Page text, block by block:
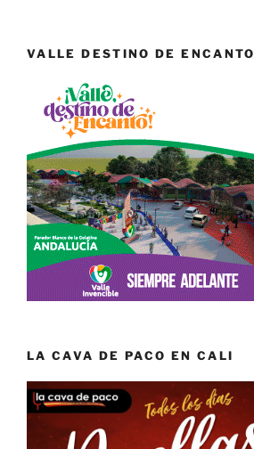
VALLE DESTINO DE ENCANTO
LA CAVA DE PACO EN CALI